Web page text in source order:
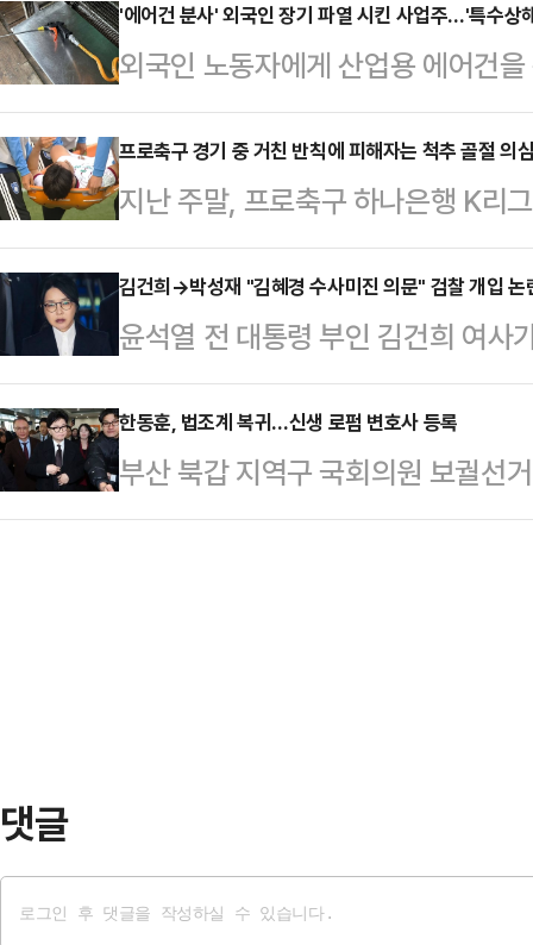
행동권을 앞세워 실력 행사를 예고
과급 제도를 이유로 한 파업이 국가
헌법상 기본권인 쟁의권 행사가 경
판단이 이번 사태의 최대 분수령이
르면 ​삼성전자 사측은 이날 초기업
준 투명화와 특별보상 제도…
'에어건 분사' 외국인 장기 파열 시킨 사업주…'특수
외국인 노동자에게 산업용 에어건
경찰은 구체적인 사건 조사를 진행
범행에 사용된 '에어건'이 위험한
게 적용될 것으로 전망된다. 법조계
실형을 피하기 어렵다고 봤다.전날
는 특수상해 등 혐의를 받은 화성시
씨(60대)에 대한 구속 전 피의자심
다. 증거 인멸 및 도주…
프로축구 경기 중 거친 반칙에 피해자는 척추 골절
지난 주말, 프로축구 하나은행 K리
서 아찔한 장면이 나왔다. 후반 추
리던 대전의 이시다 마사토시(마사
단 결과 마사는 척추 돌기 부분 골
부 축구팬들은 "동업자 정신이 없
다는 주장까지 펼쳤다.이와 관련해
는 선수들이 어느 정도의 접촉·부
일반적인 태클로 인해…
김건희→박성재 "김혜경 수사미진 의문" 검찰 개입
윤석열 전 대통령 부인 김건희 여사
그램 메시지가 법정에 공개되면서
위로 떠오르고 있다. 논란이 사실로
직권남용죄가 직접 적용되는지 여
물을 수 있다는 분석이 나온다.서
한동훈, 법조계 복귀…신생 로펌 변호사 등록
부산 북갑 지역구 국회의원 보궐선
가 신생 법무법인 소속 변호사로
댓글